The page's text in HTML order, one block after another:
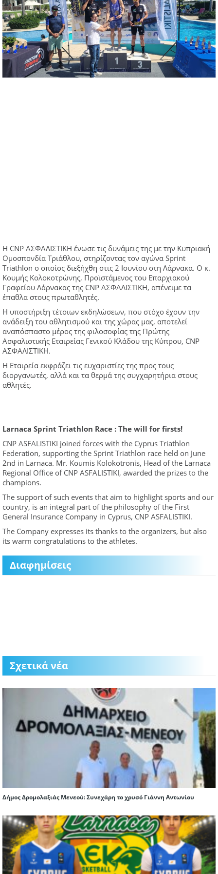
H CNP ΑΣΦΑΛΙΣΤΙΚΗ ένωσε τις δυνάμεις της με την Κυπριακή
Ομοσπονδία Τριάθλου, στηρίζοντας τον αγώνα Sprint
Triathlon ο οποίος διεξήχθη στις 2 Ιουνίου στη Λάρνακα. Ο κ.
Κουμής Κολοκοτρώνης, Προϊστάμενος του Επαρχιακού
Γραφείου Λάρνακας της CNP ΑΣΦΑΛΙΣΤΙΚΗ, απένειμε τα
έπαθλα στους πρωταθλητές.
Η υποστήριξη τέτοιων εκδηλώσεων, που στόχο έχουν την
ανάδειξη του αθλητισμού και της χώρας μας, αποτελεί
αναπόσπαστο μέρος της φιλοσοφίας της Πρώτης
Ασφαλιστικής Εταιρείας Γενικού Κλάδου της Κύπρου, CNP
ΑΣΦΑΛΙΣΤΙΚΗ.
Η Εταιρεία εκφράζει τις ευχαριστίες της προς τους
διοργανωτές, αλλά και τα θερμά της συγχαρητήρια στους
αθλητές.
Larnaca Sprint Triathlon Race : The will for firsts!
CNP ASFALISTIKI joined forces with the Cyprus Triathlon
Federation, supporting the Sprint Triathlon race held on June
2nd in Larnaca. Mr. Koumis Kolokotronis, Head of the Larnaca
Regional Office of CNP ASFALISTIKI, awarded the prizes to the
champions.
The support of such events that aim to highlight sports and our
country, is an integral part of the philosophy of the First
General Insurance Company in Cyprus, CNP ASFALISTIKI.
The Company expresses its thanks to the organizers, but also
its warm congratulations to the athletes.
Διαφημίσεις
Σχετικά νέα
Δήμος Δρομολαξιάς Μενεού: Συνεχάρη το χρυσό Γιάννη Αντωνίου